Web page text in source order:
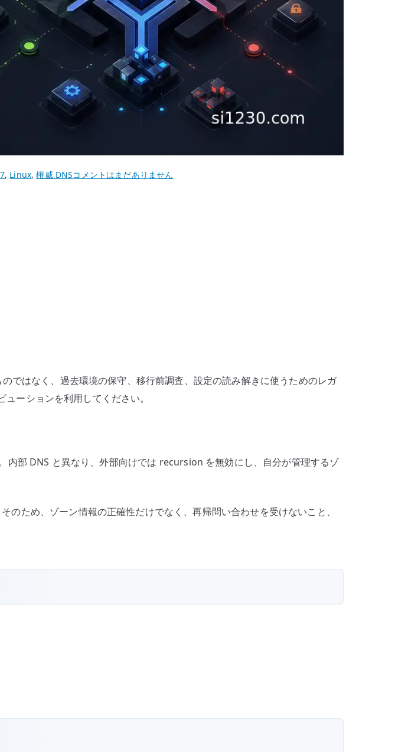
, Linux,権威 DNSCentOS
公
ゾ
基
定
コメントはまだありません
ではなく、過去環境の保守、移行前調査、設定の読み解きに使うためのレガ
ーションを利用してください。
内部 DNS と異なり、外部向けでは recursion を無効にし、自分が管理するゾ
ため、ゾーン情報の正確性だけでなく、再帰問い合わせを受けないこと、